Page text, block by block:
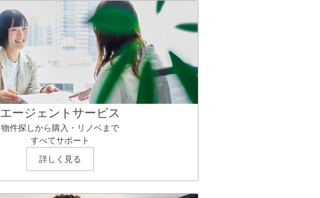
エージェントサービス
物件探しから購入・リノベまで
すべてサポート
詳しく見る